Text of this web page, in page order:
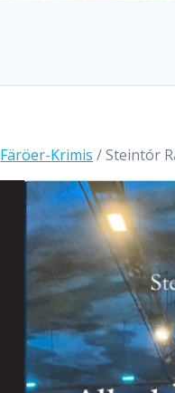
Färöer-Krimis / Steintór